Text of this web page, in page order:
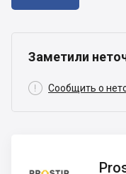
Заметили
 Сообщить о